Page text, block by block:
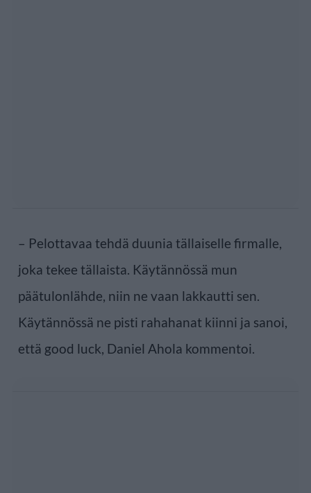
– Pelottavaa tehdä duunia tällaiselle firmalle,
joka tekee tällaista. Käytännössä mun
päätulonlähde, niin ne vaan lakkautti sen.
Käytännössä ne pisti rahahanat kiinni ja sanoi,
että good luck, Daniel Ahola kommentoi.